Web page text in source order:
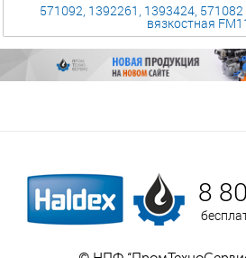
571092, 1392261, 1393424,
вязкостная
8